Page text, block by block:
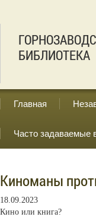
БИБЛИОТЕКА
Главная
Часто задаваемые
Киноманы
18.09.2023
Кино или книга?